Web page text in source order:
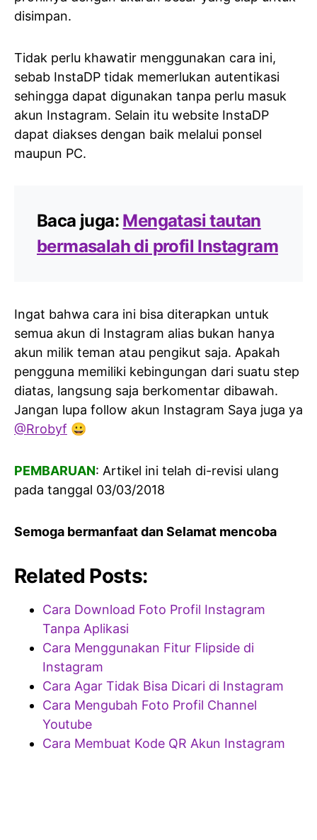
disimpan.
Tidak perlu khawatir menggunakan cara ini,
sebab InstaDP tidak memerlukan autentikasi
sehingga dapat digunakan tanpa perlu masuk
akun Instagram. Selain itu website InstaDP
dapat diakses dengan baik melalui ponsel
maupun PC.
Baca juga: Mengatasi tautan
bermasalah di profil Instagram
Ingat bahwa cara ini bisa diterapkan untuk
semua akun di Instagram alias bukan hanya
akun milik teman atau pengikut saja. Apakah
pengguna memiliki kebingungan dari suatu step
diatas, langsung saja berkomentar dibawah.
Jangan lupa follow akun Instagram Saya juga ya
@Rrobyf 😀
PEMBARUAN: Artikel ini telah di-revisi ulang
pada tanggal 03/03/2018
Semoga bermanfaat dan Selamat mencoba
Related Posts:
Cara Download Foto Profil Instagram
Tanpa Aplikasi
Cara Menggunakan Fitur Flipside di
Instagram
Cara Agar Tidak Bisa Dicari di Instagram
Cara Mengubah Foto Profil Channel
Youtube
Cara Membuat Kode QR Akun Instagram